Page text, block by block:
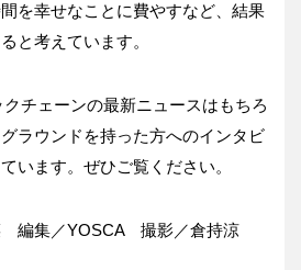
を幸せなことに費やすなど、結果
と考えています。
チェーンの最新ニュースはもちろ
ラウンドを持った方へのインタビ
います。ぜひご覧ください。
編集／YOSCA 撮影／倉持涼